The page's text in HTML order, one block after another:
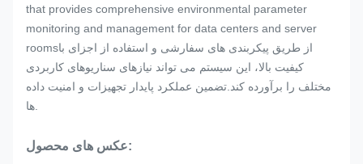
that provides comprehensive environmental parameter
monitoring and management for data centers and server
roomsاز طریق پیکربندی های سفارشی و استفاده از اجزای با
کیفیت بالا، این سیستم می تواند نیازهای سناریوهای کاربردی
مختلف را برآورده کند.تضمین عملکرد پایدار تجهیزات و امنیت داده
عکس های محصول: